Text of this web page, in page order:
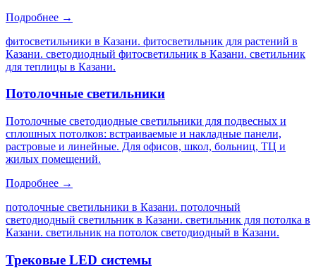
Подробнее →
фитосветильники в Казани. фитосветильник для растений в
Казани. светодиодный фитосветильник в Казани. светильник
для теплицы в Казани.
Потолочные светильники
Потолочные светодиодные светильники для подвесных и
сплошных потолков: встраиваемые и накладные панели,
растровые и линейные. Для офисов, школ, больниц, ТЦ и
жилых помещений.
Подробнее →
потолочные светильники в Казани. потолочный
светодиодный светильник в Казани. светильник для потолка в
Казани. светильник на потолок светодиодный в Казани.
Трековые LED системы